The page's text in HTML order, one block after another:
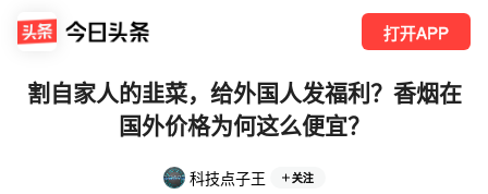
打开APP
割自家人的韭菜，给外国人发福利？香烟在
国外价格为何这么便宜？
科技点子王 关注